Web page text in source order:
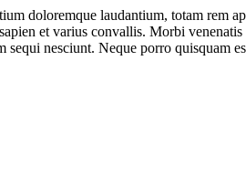
doloremque laudantium, totam rem
et varius convallis. Morbi
nesciunt. Neque porro quisquam